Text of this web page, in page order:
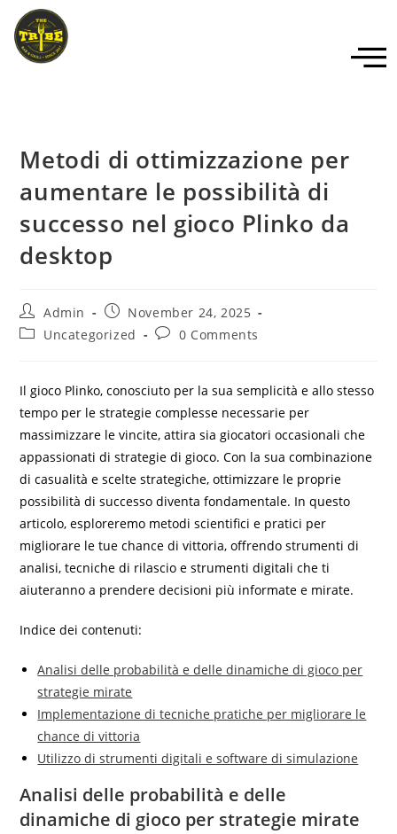
Metodi di ottimizzazione per
aumentare le possibilità di
successo nel gioco Plinko da
desktop
Admin
November 24, 2025
Uncategorized
0 Comments
Il gioco Plinko, conosciuto per la sua semplicità e allo stesso
tempo per le strategie complesse necessarie per
massimizzare le vincite, attira sia giocatori occasionali che
appassionati di strategie di gioco. Con la sua combinazione
di casualità e scelte strategiche, ottimizzare le proprie
possibilità di successo diventa fondamentale. In questo
articolo, esploreremo metodi scientifici e pratici per
migliorare le tue chance di vittoria, offrendo strumenti di
analisi, tecniche di rilascio e strumenti digitali che ti
aiuteranno a prendere decisioni più informate e mirate.
Indice dei contenuti:
Analisi delle probabilità e delle dinamiche di gioco per
strategie mirate
Implementazione di tecniche pratiche per migliorare le
chance di vittoria
Utilizzo di strumenti digitali e software di simulazione
Analisi delle probabilità e delle
dinamiche di gioco per strategie mirate